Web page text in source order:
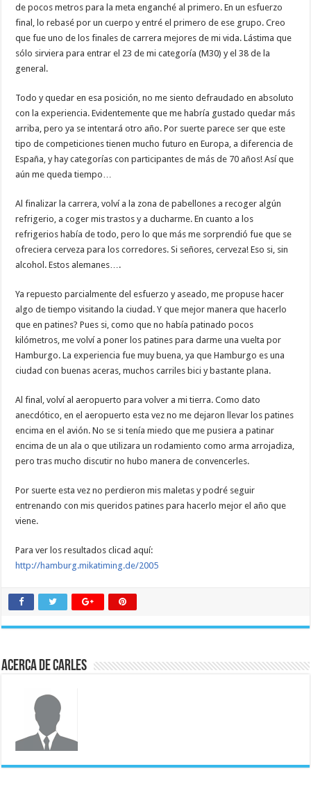
de pocos metros para la meta enganché al primero. En un esfuerzo
final, lo rebasé por un cuerpo y entré el primero de ese grupo. Creo
que fue uno de los finales de carrera mejores de mi vida. Lástima que
sólo sirviera para entrar el 23 de mi categoría (M30) y el 38 de la
general.
Todo y quedar en esa posición, no me siento defraudado en absoluto
con la experiencia. Evidentemente que me habría gustado quedar más
arriba, pero ya se intentará otro año. Por suerte parece ser que este
tipo de competiciones tienen mucho futuro en Europa, a diferencia de
España, y hay categorías con participantes de más de 70 años! Así que
aún me queda tiempo…
Al finalizar la carrera, volví a la zona de pabellones a recoger algún
refrigerio, a coger mis trastos y a ducharme. En cuanto a los
refrigerios había de todo, pero lo que más me sorprendió fue que se
ofreciera cerveza para los corredores. Si señores, cerveza! Eso si, sin
alcohol. Estos alemanes….
Ya repuesto parcialmente del esfuerzo y aseado, me propuse hacer
algo de tiempo visitando la ciudad. Y que mejor manera que hacerlo
que en patines? Pues si, como que no había patinado pocos
kilómetros, me volví a poner los patines para darme una vuelta por
Hamburgo. La experiencia fue muy buena, ya que Hamburgo es una
ciudad con buenas aceras, muchos carriles bici y bastante plana.
Al final, volví al aeropuerto para volver a mi tierra. Como dato
anecdótico, en el aeropuerto esta vez no me dejaron llevar los patines
encima en el avión. No se si tenía miedo que me pusiera a patinar
encima de un ala o que utilizara un rodamiento como arma arrojadiza,
pero tras mucho discutir no hubo manera de convencerles.
Por suerte esta vez no perdieron mis maletas y podré seguir
entrenando con mis queridos patines para hacerlo mejor el año que
viene.
Para ver los resultados clicad aquí:
http://hamburg.mikatiming.de/2005
Acerca de Carles